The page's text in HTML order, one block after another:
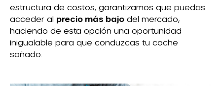
estructura de costos, garantizamos que puedas
acceder al precio más bajo del mercado,
haciendo de esta opción una oportunidad
inigualable para que conduzcas tu coche
soñado.